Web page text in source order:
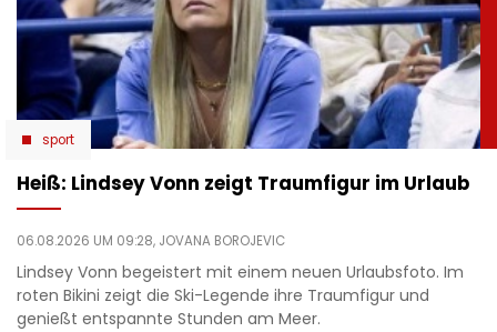
sport
Heiß: Lindsey Vonn zeigt Traumfigur im Urlaub
06.08.2026 UM 09:28, JOVANA BOROJEVIC
Lindsey Vonn begeistert mit einem neuen Urlaubsfoto. Im
roten Bikini zeigt die Ski-Legende ihre Traumfigur und
genießt entspannte Stunden am Meer.